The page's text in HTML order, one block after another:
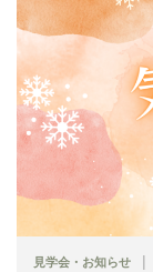
見学会・お知らせ |